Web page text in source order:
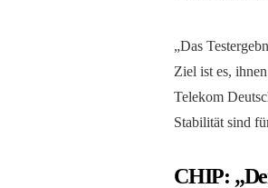
„Das
Ziel ist es,
Telekom
Stabilität sind
CHIP: